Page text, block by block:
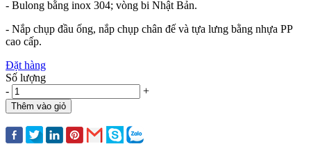
- Bulong bằng inox 304; vòng bi Nhật Bản.
- Nắp chụp đầu ống, nắp chụp chân đế và tựa lưng bằng nhựa PP
cao cấp.
Đặt hàng
Số lượng
-
+
Thêm vào giỏ